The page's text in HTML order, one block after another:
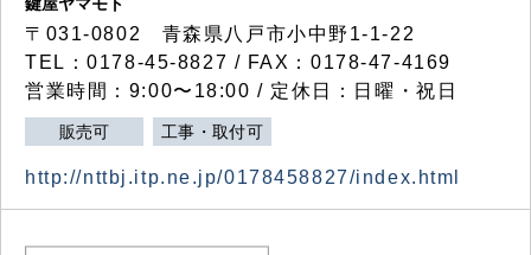
〒031-0802 青森県八戸市小中野1-1-22
TEL：0178-45-8827 / FAX：0178-47-4169
営業時間：9:00〜18:00 / 定休日：日曜・祝日
販売可 工事・取付可
http://nttbj.itp.ne.jp/0178458827/index.html